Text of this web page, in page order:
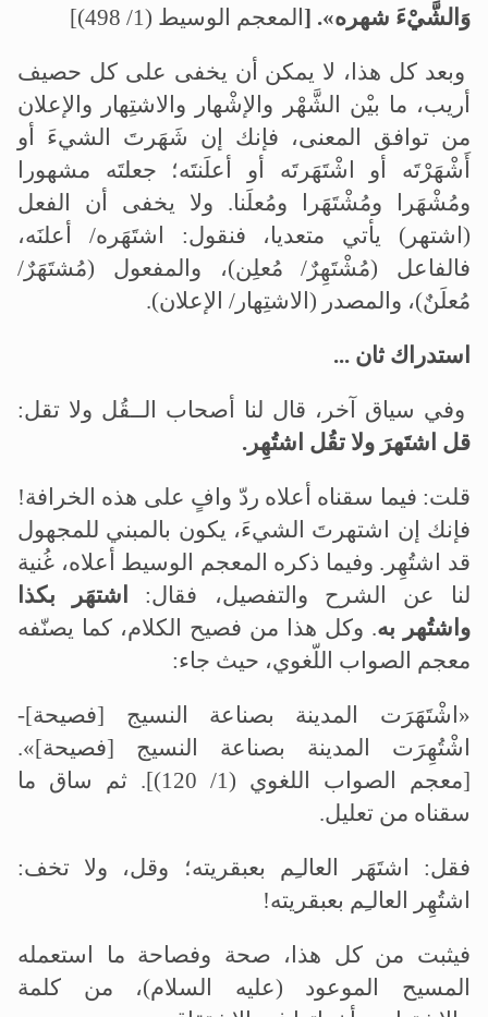
وَالشَّيْءَ شهره». [ المعجم الوسيط (1/ 498)]
وبعد كل هذا، لا يمكن أن يخفى على كل حصيف
أريب، ما بيْن الشَّهْر والإشْهار والاشتِهار والإعلان
من توافق المعنى، فإنك إن شَهَرتَ الشيءَ أو
أَشْهَرْتَه أو اشْتَهَرتَه أو أعلَنتَه؛ جعلتَه مشهورا
ومُشْهَرا ومُشْتَهَرا ومُعلَنا. ولا يخفى أن الفعل
(اشتهر) يأتي متعديا، فنقول: اشتَهَره/ أعلنَه،
فالفاعل (مُشْتَهِرٌ/ مُعلِن)، والمفعول (مُشتَهَرٌ/
مُعلَنٌ)، والمصدر (الاشتِهار/ الإعلان).
استدراك ثان ...
وفي سياق آخر، قال لنا أصحاب الــقُل ولا تقل:
قل اشتَهرَ ولا تقُل اشتُهِر.
قلت: فيما سقناه أعلاه ردّ وافٍ على هذه الخرافة!
فإنك إن اشتهرتَ الشيءَ، يكون بالمبني للمجهول
قد اشتُهِر. وفيما ذكره المعجم الوسيط أعلاه، غُنية
لنا عن الشرح والتفصيل، فقال:
اشتهَر بكذا
واشتُهر به. وكل هذا من فصيح الكلام، كما يصنّفه
معجم الصواب اللّغوي، حيث جاء:
«اشْتَهَرَت المدينة بصناعة النسيج [فصيحة]-
اشْتُهِرَت المدينة بصناعة النسيج [فصيحة]».
[معجم الصواب اللغوي (1/ 120)]. ثم ساق ما
سقناه من تعليل.
فقل: اشتَهَر العالـِم بعبقريته؛ وقل، ولا تخف:
اشتُهِر العالـِم بعبقريته!
فيثبت من كل هذا، صحة وفصاحة ما استعمله
المسيح الموعود (عليه السلام)، من كلمة